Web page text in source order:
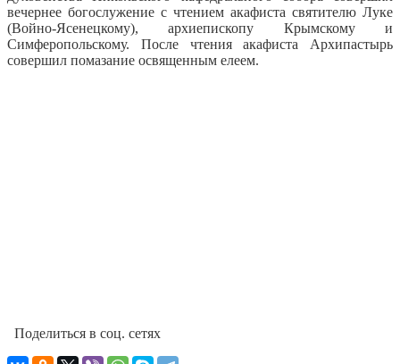
вечернее богослужение с чтением акафиста святителю Луке
(Войно-Ясенецкому), архиепископу Крымскому и
Симферопольскому. После чтения акафиста Архипастырь
совершил помазание освященным елеем.
Поделиться в соц. сетях